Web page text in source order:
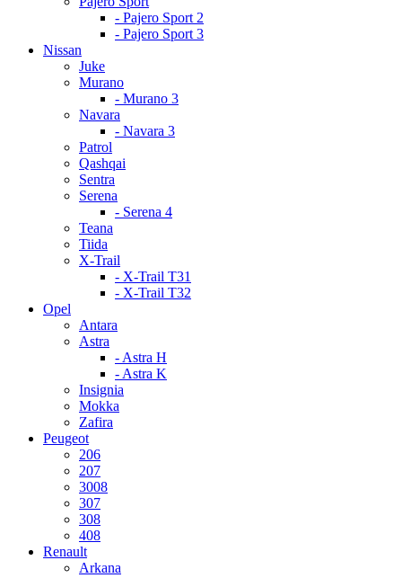
- Pajero Sport 2
- Pajero Sport 3
Nissan
Juke
Murano
- Murano 3
Navara
- Navara 3
Patrol
Qashqai
Sentra
Serena
- Serena 4
Teana
Tiida
X-Trail
- X-Trail T31
- X-Trail T32
Opel
Antara
Astra
- Astra H
- Astra K
Insignia
Mokka
Zafira
Peugeot
206
207
3008
307
308
408
Renault
Arkana